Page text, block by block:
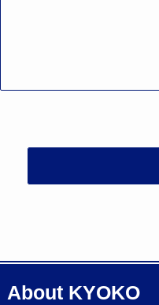
About KYOKO